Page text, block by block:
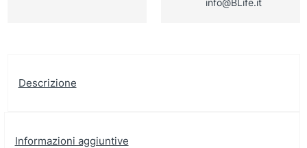
Descrizione
Informazioni aggiuntive